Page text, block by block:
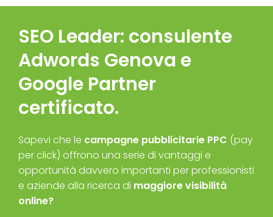
SEO Leader: consulente
Adwords Genova e
Google Partner
certificato.
Sapevi che le campagne pubblicitarie PPC (pay
per click) offrono una serie di vantaggi e
opportunità davvero importanti per professionisti
e aziende alla ricerca di maggiore visibilità
online?